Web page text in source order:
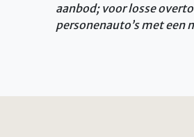
aanbod; voor losse
personenauto’s met een